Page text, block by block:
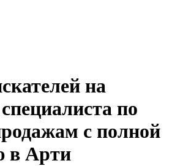
на
по
с полной
в Арти